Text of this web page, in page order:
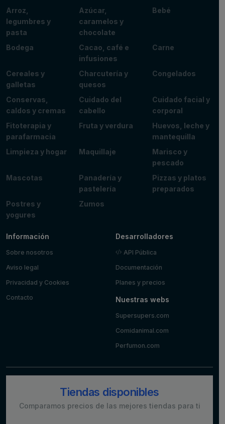
Arroz,
legumbres y
pasta
Azúcar,
caramelos y
chocolate
Bebé
Bodega
Cacao, café e
infusiones
Carne
Cereales y
galletas
Charcutería y
quesos
Congelados
Conservas,
caldos y cremas
Cuidado del
cabello
Cuidado facial y
corporal
Fitoterapia y
parafarmacia
Fruta y verdura
Huevos, leche y
mantequilla
Limpieza y hogar
Maquillaje
Marisco y
pescado
Mascotas
Panadería y
pastelería
Pizzas y platos
preparados
Postres y
yogures
Zumos
Información
Sobre nosotros
Aviso legal
Privacidad y Cookies
Contacto
Desarrolladores
API Pública
Documentación
Planes y precios
Nuestras webs
Supersupers.com
Comidanimal.com
Perfumon.com
Tiendas disponibles
Comparamos precios de las mejores tiendas para ti